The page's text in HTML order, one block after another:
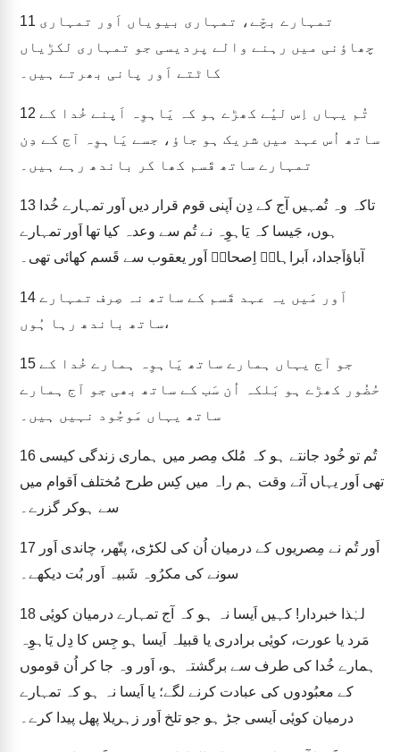
11
چھاؤنی میں رہنے والے پردیسی جو تمہاری لکڑیاں
کاٹتے اَور پانی بھرتے ہیں۔
12
ساتھ اُس عہد میں شریک ہو جاؤ، جسے یَاہوِہ آج کے دِن
تمہارے ساتھ قَسم کھا کر باندھ رہے ہیں۔
13
ہوں، جَیسا کہ یَاہوِہ نے تُم سے وعدہ کیا تھا اَور تمہارے
آباؤاَجداد، اَبراہامؔ اِصحاقؔ اَور یعقوب سے قَسم کھائی تھی۔
14
ساتھ باندھ رہا ہُوں،
15
حُضُور کھڑے ہو بَلکہ اُن سَب کے ساتھ بھی جو آج ہمارے
ساتھ یہاں مَوجُود نہیں ہیں۔
16
تھی اَور یہاں آتے وقت ہم راہ میں کِس طرح مُختلف اَقوام میں
سے ہوکر گزرے۔
17
سونے کی مکرُوہ شَبیہ اَور بُت دیکھے۔
18
مَرد یا عورت، کویٔی برادری یا قبیلہ اَیسا ہو جِس کا دِل یَاہوِہ
ہمارے خُدا کی طرف سے برگشتہ ہو، اَور وہ جا کر اُن قوموں
کے معبُودوں کی عبادت کرنے لگے؛ یا اَیسا نہ ہو کہ تمہارے
درمیان کویٔی اَیسی جڑ ہو جو تلخ اَور زہریلا پھل پیدا کرے۔